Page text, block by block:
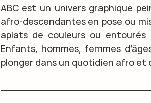
ABC est un univers graphique
afro-descendantes en pose ou
aplats de couleurs ou
Enfants, hommes, femmes
plonger dans un quotidien afro et